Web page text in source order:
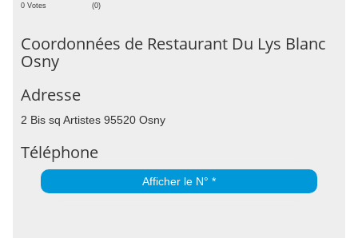
0 Votes (0)
Coordonnées de Restaurant Du Lys Blanc
Osny
Adresse
2 Bis sq Artistes 95520 Osny
Téléphone
Afficher le N° *